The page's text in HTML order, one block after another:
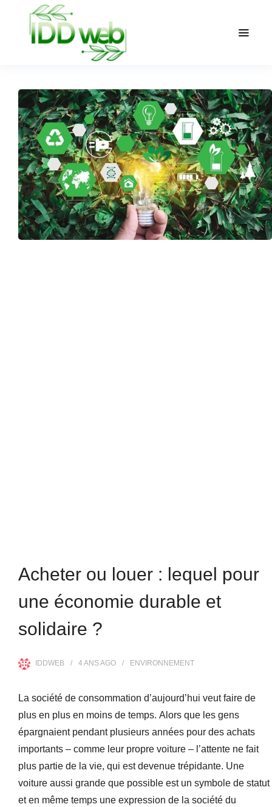
Acheter ou louer : lequel pour
une économie durable et
solidaire ?
IDDWEB 4 ANSAGO ENVIRONNEMENT
La société de consommation d’aujourd’hui veut faire de
plus en plus en moins de temps. Alors que les gens
épargnaient pendant plusieurs années pour des achats
importants – comme leur propre voiture – l’attente ne fait
plus partie de la vie, qui est devenue trépidante. Une
voiture aussi grande que possible est un symbole de statut
et en même temps une expression de la société du